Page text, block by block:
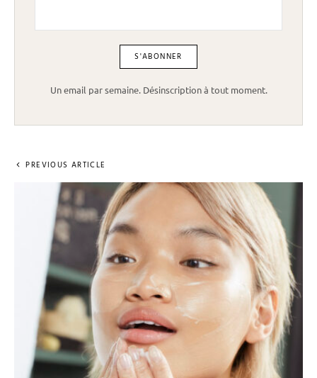
Un email par semaine. Désinscription à tout moment.
PREVIOUS ARTICLE